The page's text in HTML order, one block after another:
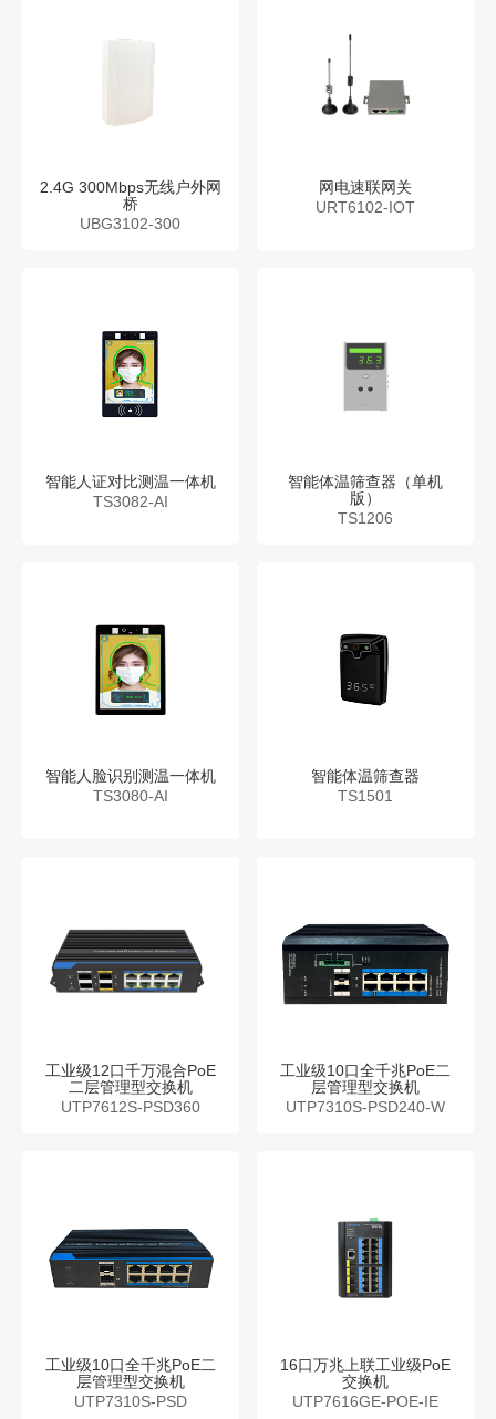
2.4G 300Mbps无线户外网
桥
UBG3102-300
网电速联网关
URT6102-IOT
智能人证对比测温一体机
TS3082-AI
智能体温筛查器（单机
版）
TS1206
智能人脸识别测温一体机
TS3080-AI
智能体温筛查器
TS1501
工业级12口千万混合PoE
二层管理型交换机
UTP7612S-PSD360
工业级10口全千兆PoE二
层管理型交换机
UTP7310S-PSD240-W
工业级10口全千兆PoE二
层管理型交换机
UTP7310S-PSD
16口万兆上联工业级PoE
交换机
UTP7616GE-POE-IE